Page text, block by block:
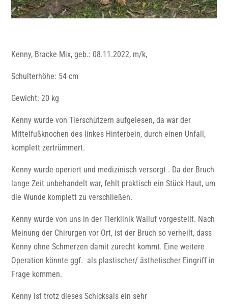
Kenny, Bracke Mix, geb.: 08.11.2022, m/k,
Schulterhöhe: 54 cm
Gewicht: 20 kg
Kenny wurde von Tierschützern aufgelesen, da war der
Mittelfußknochen des linkes Hinterbein, durch einen Unfall,
komplett zertrümmert.
Kenny wurde operiert und medizinisch versorgt . Da der Bruch
lange Zeit unbehandelt war, fehlt praktisch ein Stück Haut, um
die Wunde komplett zu verschließen.
Kenny wurde von uns in der Tierklinik Walluf vorgestellt. Nach
Meinung der Chirurgen vor Ort, ist der Bruch so verheilt, dass
Kenny ohne Schmerzen damit zurecht kommt. Eine weitere
Operation könnte ggf. als plastischer/ ästhetischer Eingriff in
Frage kommen.
Kenny ist trotz dieses Schicksals ein sehr